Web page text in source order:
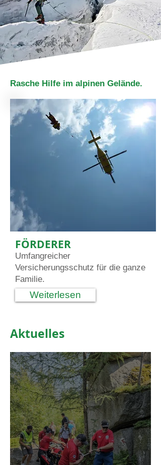
Rasche Hilfe im alpinen Gelände.
FÖRDERER
Umfangreicher
Versicherungsschutz für die ganze
Familie.
Weiterlesen
Aktuelles